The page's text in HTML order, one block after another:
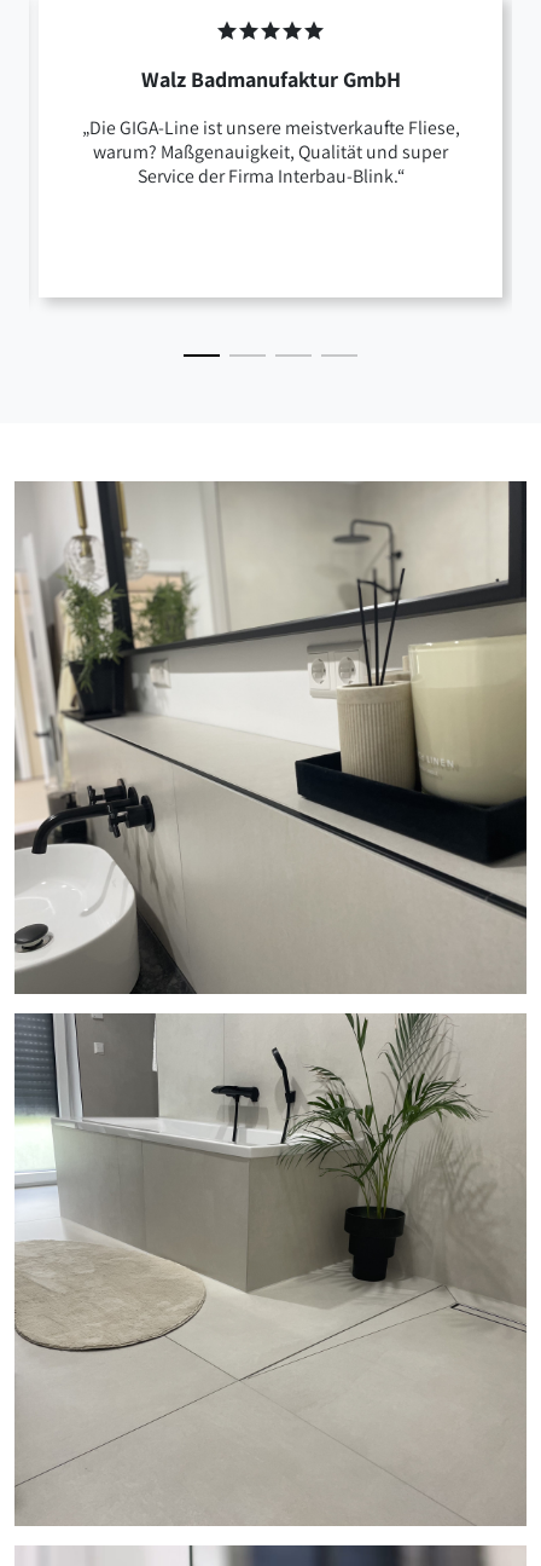
Walz Badmanufaktur GmbH
„Die GIGA-Line ist unsere meistverkaufte Fliese,
warum? Maßgenauigkeit, Qualität und super
Service der Firma Interbau-Blink.“